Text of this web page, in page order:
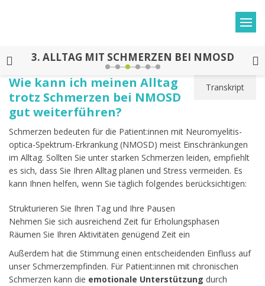
3. ALLTAG MIT SCHMERZEN BEI NMOSD
Transkript
Wie kann ich meinen Alltag
trotz Schmerzen bei NMOSD
gut weiterführen?
Schmerzen bedeuten für die Patient:innen mit Neuromyelitis-
optica-Spektrum-Erkrankung (NMOSD) meist Einschränkungen
im Alltag. Sollten Sie unter starken Schmerzen leiden, empfiehlt
es sich, dass Sie Ihren Alltag planen und Stress vermeiden. Es
kann Ihnen helfen, wenn Sie täglich folgendes berücksichtigen:
Strukturieren Sie Ihren Tag und Ihre Pausen
Nehmen Sie sich ausreichend Zeit für Erholungsphasen
Räumen Sie Ihren Aktivitäten genügend Zeit ein
Außerdem hat die Stimmung einen entscheidenden Einfluss auf
unser Schmerzempfinden. Für Patient:innen mit chronischen
Schmerzen kann die emotionale Unterstützung durch